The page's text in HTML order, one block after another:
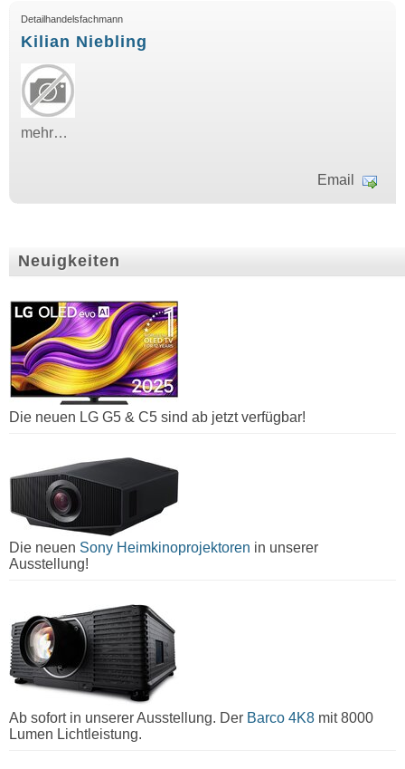
Detailhandelsfachmann
Kilian Niebling
mehr…
Email
Neuigkeiten
Die neuen LG G5 & C5 sind ab jetzt verfügbar!
Die neuen Sony Heimkinoprojektoren in unserer
Ausstellung!
Ab sofort in unserer Ausstellung. Der Barco 4K8 mit 8000
Lumen Lichtleistung.